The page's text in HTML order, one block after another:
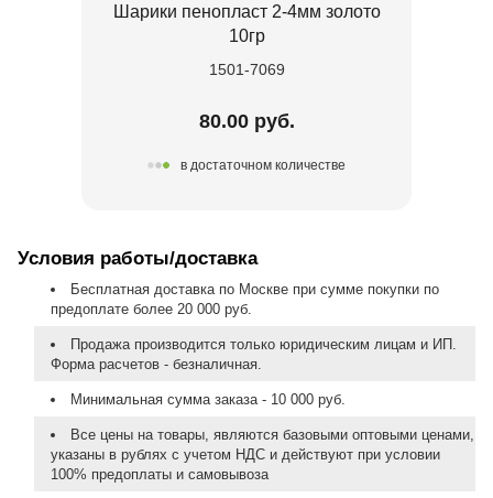
Шарики пенопласт 2-4мм золото
10гр
1501-7069
80.00 руб.
в достаточном количестве
Условия работы/доставка
Бесплатная доставка по Москве при сумме покупки по
предоплате более 20 000 руб.
Продажа производится только юридическим лицам и ИП.
Форма расчетов - безналичная.
Минимальная сумма заказа - 10 000 руб.
Все цены на товары, являются базовыми оптовыми ценами,
указаны в рублях с учетом НДС и действуют при условии
100% предоплаты и самовывоза